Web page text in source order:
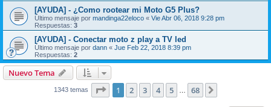
[AYUDA] - ¿Como rootear mi Moto G5 Plus?
Último mensaje por mandinga22eloco « Vie Abr 06, 2018 9:28 pm
Respuestas: 3
[AYUDA] - Conectar moto z play a TV led
Último mensaje por dann « Jue Feb 22, 2018 8:39 pm
Respuestas: 2
Nuevo Tema
1343 temas Página de 68
1 2 3 4 5 68